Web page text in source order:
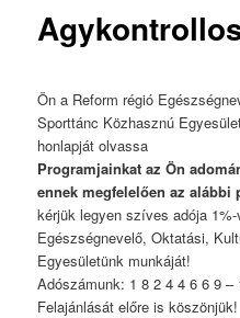
Ön a Reform régió
Sporttánc Közhasznú
honlapját olvassa
Programjainkat az Ön
ennek megfelelően az alábbi
kérjük legyen szíves adója
Egészségnevelő, Oktatási,
Egyesületünk munkáját!
Adószámunk: 1 8 2 4 4 6 6 9 –
Felajánlását előre is köszönjük!